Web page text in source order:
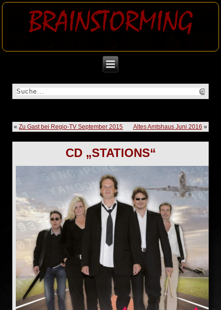
BRAINSTORMING
«Zu Gast bei Regio-TV September 2015 Altes Amtshaus Juni 2016 »
CD „STATIONS“